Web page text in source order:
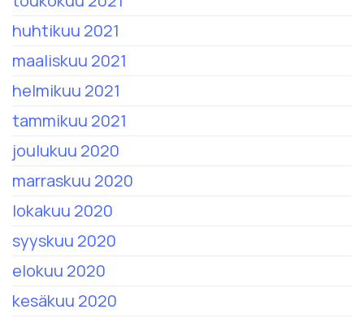
huhtikuu 2021
maaliskuu 2021
helmikuu 2021
tammikuu 2021
joulukuu 2020
marraskuu 2020
lokakuu 2020
syyskuu 2020
elokuu 2020
kesäkuu 2020